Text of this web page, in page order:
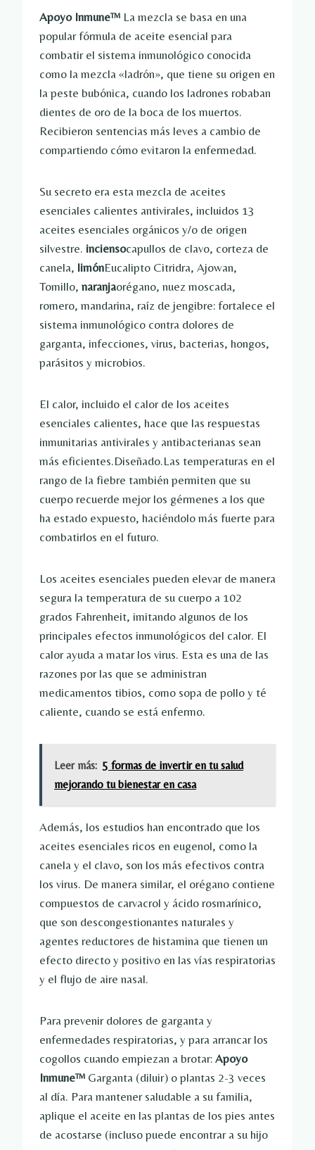
Apoyo Inmune™ La mezcla se basa en una
popular fórmula de aceite esencial para
combatir el sistema inmunológico conocida
como la mezcla «ladrón», que tiene su origen en
la peste bubónica, cuando los ladrones robaban
dientes de oro de la boca de los muertos.
Recibieron sentencias más leves a cambio de
compartiendo cómo evitaron la enfermedad.
Su secreto era esta mezcla de aceites
esenciales calientes antivirales, incluidos 13
aceites esenciales orgánicos y/o de origen
silvestre. inciensocapullos de clavo, corteza de
canela, limónEucalipto Citridra, Ajowan,
Tomillo, naranjaorégano, nuez moscada,
romero, mandarina, raíz de jengibre: fortalece el
sistema inmunológico contra dolores de
garganta, infecciones, virus, bacterias, hongos,
parásitos y microbios.
El calor, incluido el calor de los aceites
esenciales calientes, hace que las respuestas
inmunitarias antivirales y antibacterianas sean
más eficientes.Diseñado.Las temperaturas en el
rango de la fiebre también permiten que su
cuerpo recuerde mejor los gérmenes a los que
ha estado expuesto, haciéndolo más fuerte para
combatirlos en el futuro.
Los aceites esenciales pueden elevar de manera
segura la temperatura de su cuerpo a 102
grados Fahrenheit, imitando algunos de los
principales efectos inmunológicos del calor. El
calor ayuda a matar los virus. Esta es una de las
razones por las que se administran
medicamentos tibios, como sopa de pollo y té
caliente, cuando se está enfermo.
Leer más: 5 formas de invertir en tu salud
mejorando tu bienestar en casa
Además, los estudios han encontrado que los
aceites esenciales ricos en eugenol, como la
canela y el clavo, son los más efectivos contra
los virus. De manera similar, el orégano contiene
compuestos de carvacrol y ácido rosmarínico,
que son descongestionantes naturales y
agentes reductores de histamina que tienen un
efecto directo y positivo en las vías respiratorias
y el flujo de aire nasal.
Para prevenir dolores de garganta y
enfermedades respiratorias, y para arrancar los
cogollos cuando empiezan a brotar: Apoyo
Inmune™ Garganta (diluir) o plantas 2-3 veces
al día. Para mantener saludable a su familia,
aplique el aceite en las plantas de los pies antes
de acostarse (incluso puede encontrar a su hijo